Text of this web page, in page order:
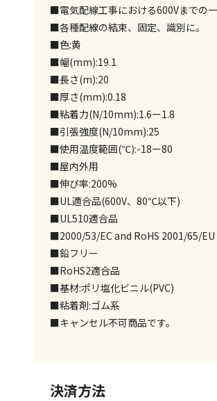
■電気配線工事における600Vまでの一
■各種配線の結束、固定、識別に。
■色:黄
■幅(mm):19.1
■長さ(m):20
■厚さ(mm):0.18
■粘着力(N/10mm):1.6ー1.8
■引張強度(N/10mm):25
■使用温度範囲(℃):-18ー80
■屋内外用
■伸び率:200%
■UL適合品(600V、80℃以下)
■UL510適合品
■2000/53/EC and RoHS 2001/65/
■鉛フリー
■RoHS2適合品
■基材:ポリ塩化ビニル(PVC)
■粘着剤:ゴム系
■キャンセル不可商品です。
決済方法